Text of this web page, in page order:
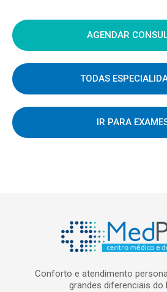
AGENDAR
TODAS
IR PARA
Conforto e atendimento
grandes diferenciais do